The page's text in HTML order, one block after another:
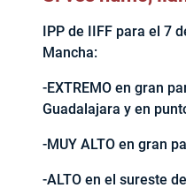
IPP de IIFF para el 7
Mancha:
-EXTREMO en gran
Guadalajara y en
-MUY ALTO en gran
-ALTO en el sureste